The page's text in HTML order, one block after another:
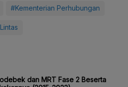
#Kementerian Perhubungan